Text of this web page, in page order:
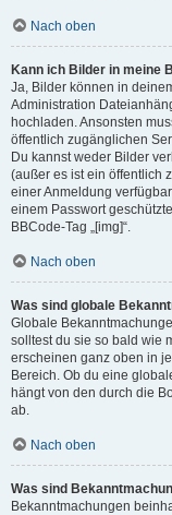
Nach oben
Kann ich Bilder in meine
Ja, Bilder können in
Administration
hochladen. Ansonsten
öffentlich zugänglichen
Du kannst weder Bilder
(außer es ist ein öffentlich
einer Anmeldung
einem Passwort
BBCode-Tag „[img]“.
Nach oben
Was sind globale
Globale
solltest du sie so bald wie
erscheinen ganz oben in
Bereich. Ob du eine
hängt von den durch die
ab.
Nach oben
Was sind
Bekanntmachungen